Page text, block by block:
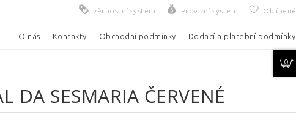
Oblíbené
Provizní systém
věrnostní systém
O nás Kontakty Obchodní podmínky Dodací a platební podmínky
DA SESMARIA ČERVENÉ
0